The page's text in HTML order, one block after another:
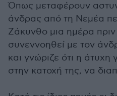
Όπως μεταφέρουν
άνδρας από τη Νεμέα
Ζάκυνθο μια ημέρα πριν
συνεννοηθεί με τον
και γνώριζε ότι η άτυχη
στην κατοχή της, να